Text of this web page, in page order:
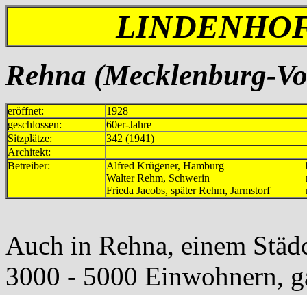
Rehna (Mecklenburg-
eröffnet:
1928
geschlossen:
60er-Jahre
Sitzplätze:
342 (1941)
Architekt:
Betreiber:
Alfred Krügener, Hamburg
Walter Rehm, Schwerin
Frieda Jacobs, später Rehm, Jarmstorf
Auch in Rehna, einem
3000 - 5000 Einwohnern,